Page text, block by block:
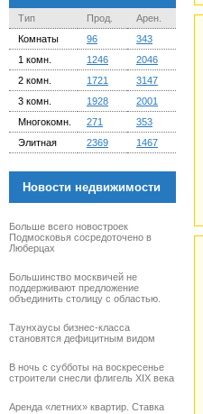
Тип Прод.
Арен.
Комнаты
96
343
1 комн.
1246
2046
2 комн.
1721
3147
3 комн.
1928
2001
Многокомн.
271
353
Элитная
2369 1467
Новости недвижимости
Больше всего новостроек
Подмосковья сосредоточено в
Люберцах
Большинство москвичей не
поддерживают предложение
объединить столицу с областью.
Таунхаусы бизнес-класса
становятся дефицитным видом
В ночь с субботы на воскресенье
строители снесли флигель XIX века
Аренда «летних» квартир. Ставка